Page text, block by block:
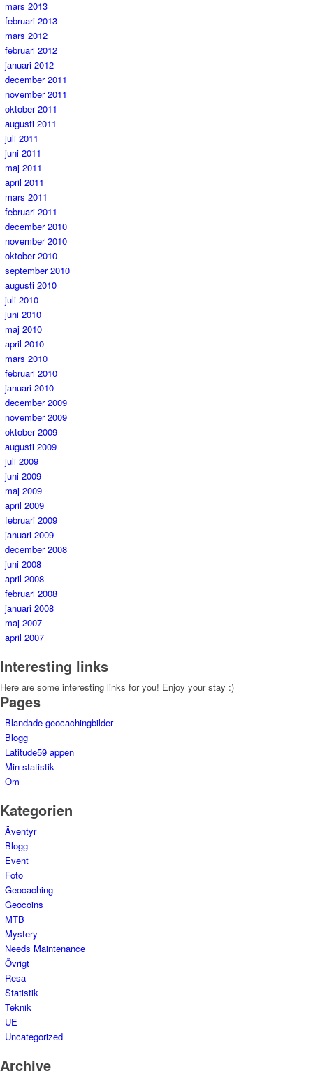
mars 2013
februari 2013
mars 2012
februari 2012
januari 2012
december 2011
november 2011
oktober 2011
augusti 2011
juli 2011
juni 2011
maj 2011
april 2011
mars 2011
februari 2011
december 2010
november 2010
oktober 2010
september 2010
augusti 2010
juli 2010
juni 2010
maj 2010
april 2010
mars 2010
februari 2010
januari 2010
december 2009
november 2009
oktober 2009
augusti 2009
juli 2009
juni 2009
maj 2009
april 2009
februari 2009
januari 2009
december 2008
juni 2008
april 2008
februari 2008
januari 2008
maj 2007
april 2007
Interesting links
Here are some interesting links for you! Enjoy your stay :)
Pages
Blandade geocachingbilder
Blogg
Latitude59 appen
Min statistik
Om
Kategorien
Äventyr
Blogg
Event
Foto
Geocaching
Geocoins
MTB
Mystery
Needs Maintenance
Övrigt
Resa
Statistik
Teknik
UE
Uncategorized
Archive